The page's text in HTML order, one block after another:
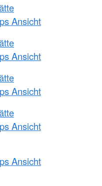
Ansicht
Ansicht
Ansicht
Ansicht
Ansicht